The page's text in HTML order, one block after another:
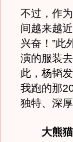
不过，作
间越来越
兴奋！”此
演的服装
此，杨韬
我跑的那
独特、深
大熊猫